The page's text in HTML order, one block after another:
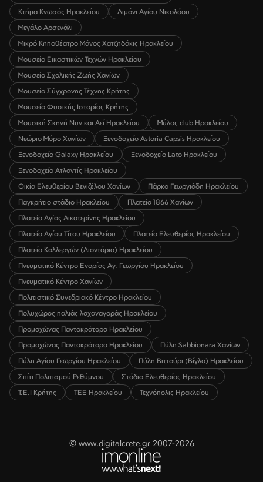
Κτήμα Κνωσός Ηρακλείου
Λιμάνι Αγίου Νικολάου
Μεγάλο Αρσενάλι
Μικρό Κηποθέατρο Μάνος Χατζηδάκις Ηρακλείου
Μουσείο Εικαστικών Τεχνών Ηρακλείου
Μουσείο Σχολικής Ζωής Χανίων
Μουσείο Σύγχρονης Τέχνης Κρήτης
Μουσείο Φυσικής Ιστορίας Κρήτης
Μουσική Σκηνή Νυν και Αεί Ηρακλείου
Μύλος club Ηρακλείου
Νεώριο Μόρο Χανίων
Ξενοδοχείο Astoria Capsis Ηρακλείου
Ξενοδοχείο Galaxy Ηρακλείου
Ξενοδοχείο Lato Ηρακλείου
Ξενοδοχείο Ατλαντίς Ηρακλείου
Οικία Ελευθερίου Βενιζέλου Χανίων
Πάρκο Γεωργιάδη Ηρακλείου
Παγκρήτιο στάδιο Ηρακλείου
Πλατεία 1866 Χανίων
Πλατεία Αγίας Αικατερίνης Ηρακλείου
Πλατεία Αγίου Τίτου Ηρακλείου
Πλατεία Ελευθερίας Ηρακλείου
Πλατεία Καλλεργών (Λιοντάρια) Ηρακλείου
Πνευματικό Κέντρο Ενορίας Αγ. Γεωργίου Ηρακλείου
Πνευματικό Κέντρο Χανίων
Πολιτιστικό Συνεδριακό Κέντρο Ηρακλείου
Πολυχώρος παλιάς λαχαναγοράς Ηρακλείου
Προμαχώνας Παντοκράτορα Ηρακλείου
Προμαχώνας Παντοκράτορα Ηρακλείου
Πύλη Sabbionara Χανίων
Πύλη Αγίου Γεωργίου Ηρακλείου
Πύλη Βιττούρι (Βίγλα) Ηρακλείου
Σπίτι Πολιτισμού Ρεθύμνου
Στάδιο Ελευθερίας Ηρακλείου
Τ.Ε.Ι Κρήτης
ΤΕΕ Ηρακλείου Τεχνόπολις Ηρακλείου
© www.digitalcrete.gr 2007-2026